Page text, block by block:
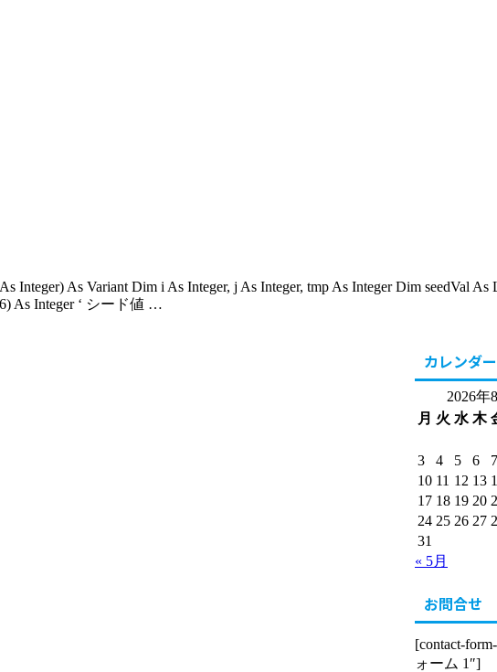
Integer) As Variant Dim i As Integer, j As Integer, tmp As Integer Dim seedVal
As Integer ‘ シード値 …
カレンダー
2026年
月 火 水 木
3
4 5 6 7
10 11 12 13
17 18 19 20
24 25 26 27
31
« 5月
お問合せ
[contact-
ォーム 1″]